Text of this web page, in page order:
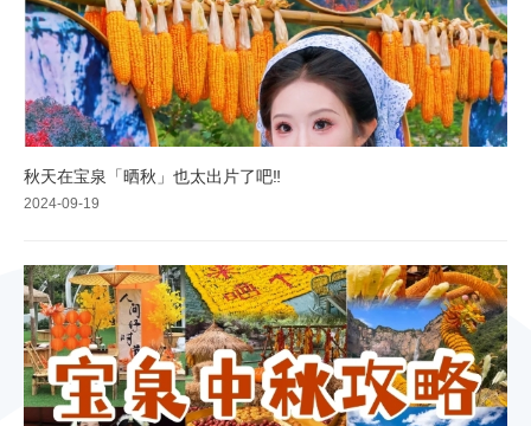
秋天在宝泉「晒秋」也太出片了吧‼️
2024-09-19